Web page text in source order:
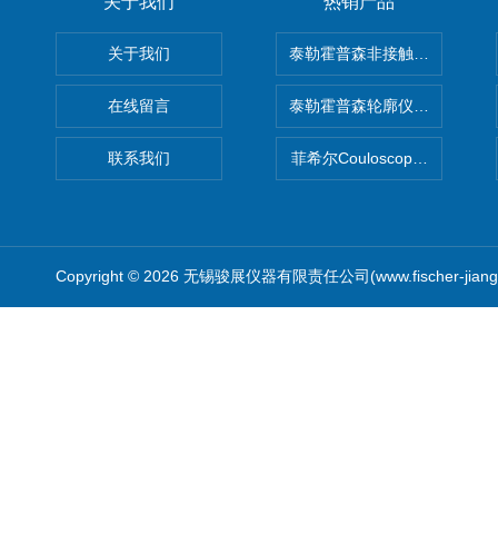
关于我们
在线留言
联系我们
泰勒霍普森非接触式轮廓仪
泰勒霍普森轮廓仪|TAYLOR
菲希尔Couloscope CMS2电
Copyright © 2026 无锡骏展仪器有限责任公司(www.fischer-